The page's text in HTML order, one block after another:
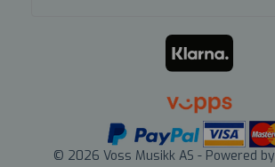
© 2026 Voss Musikk AS - Powered by